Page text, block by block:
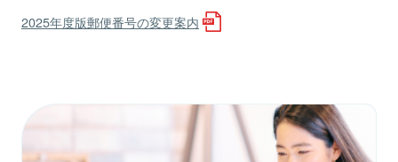
2025年度版郵便番号の変更案内